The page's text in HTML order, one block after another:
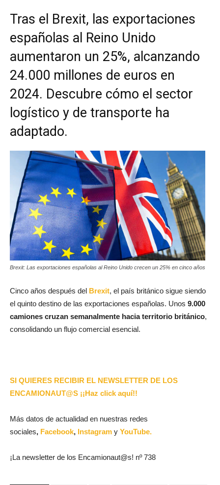
Tras el Brexit, las exportaciones
españolas al Reino Unido
aumentaron un 25%, alcanzando
24.000 millones de euros en
2024. Descubre cómo el sector
logístico y de transporte ha
adaptado.
Brexit: Las exportaciones españolas al Reino Unido crecen un 25% en cinco años
Cinco años después del Brexit, el país británico sigue siendo
el quinto destino de las exportaciones españolas. Unos 9.000
camiones cruzan semanalmente hacia territorio británico,
consolidando un flujo comercial esencial.
SI QUIERES RECIBIR EL NEWSLETTER DE LOS
ENCAMIONAUT@S ¡¡Haz click aquí!!
Más datos de actualidad en nuestras redes
sociales, Facebook, Instagram y YouTube.
¡La newsletter de los Encamionaut@s! nº 738